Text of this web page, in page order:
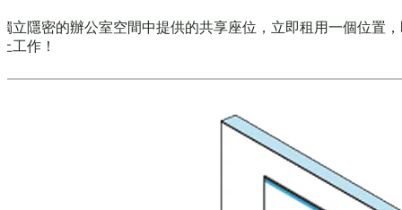
立隱密的辦公室空間中提供的共享座位，立即租用一個位置
工作！